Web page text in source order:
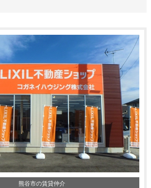
熊谷市の賃貸仲介